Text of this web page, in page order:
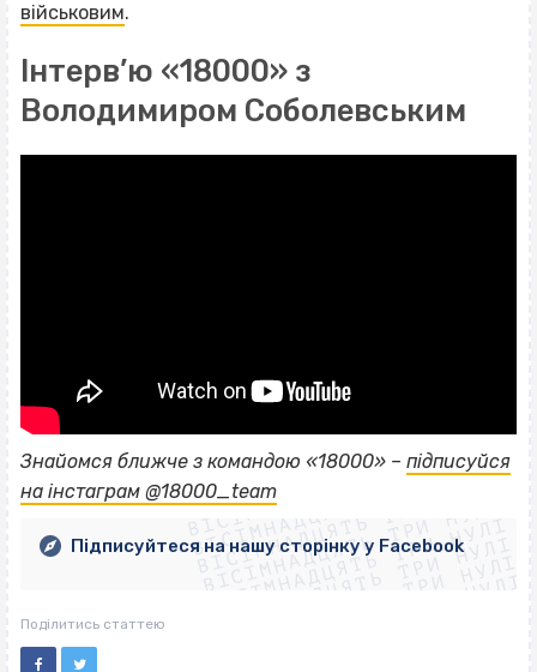
військовим.
Інтерв’ю «18000» з
Володимиром Соболевським
Знайомся ближче з командою «18000» – підписуйся
на інстаграм @18000_teamВІСІМНАДЦЯТЬ ТРИ НУЛІ
ВІСІМНАДЦЯТЬ ТРИ НУЛІ
ВІСІМНАДЦЯТЬ ТРИ НУЛІ
ВІСІМНАДЦЯТЬ ТРИ НУЛІ
ВІСІМНАДЦЯТЬ ТРИ НУЛІ
ВІСІМНАДЦЯТЬ ТРИ НУЛІ
ВІСІМНАДЦЯТЬ ТРИ НУЛІ
ВІСІМНАДЦЯТЬ ТРИ НУЛІ
Підписуйтеся на нашу сторінку у Facebook
Поділитись статтею